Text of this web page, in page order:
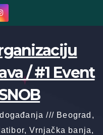
/ #1 Event
/// Beograd,
Vrnjačka banja,